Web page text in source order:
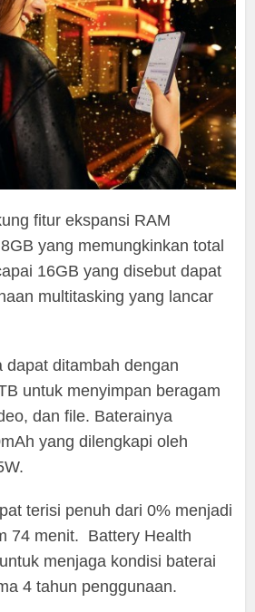
fitur ekspansi RAM
yang memungkinkan total
16GB yang disebut dapat
multitasking yang lancar
dapat ditambah dengan
untuk menyimpan beragam
dan file. Baterainya
yang dilengkapi oleh
terisi penuh dari 0% menjadi
74 menit. Battery Health
menjaga kondisi baterai
4 tahun penggunaan.